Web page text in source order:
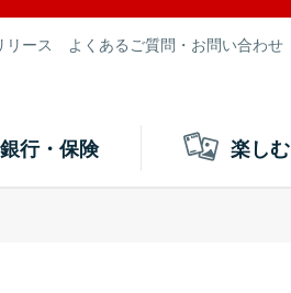
リース よくあるご質問・お問い合わせ
銀行・保険 楽しむ